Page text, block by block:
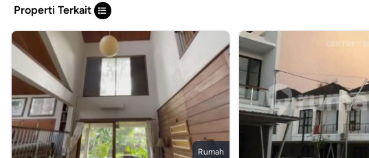
Properti Terkait
Rumah